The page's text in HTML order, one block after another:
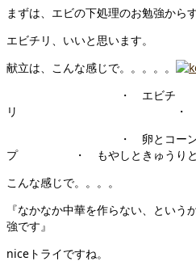
まずは、エビの下処理のお勉強からす
エビチリ、いいと思います。
献立は、こんな感じで。。。。。
・ エビチ
リ ・ 中華お
・ 卵とコーンとし
プ ・ もやしときゅうりと焼
こんな感じで。。。。
『なかなか中華を作らない、とい
強です』
niceトライですね。